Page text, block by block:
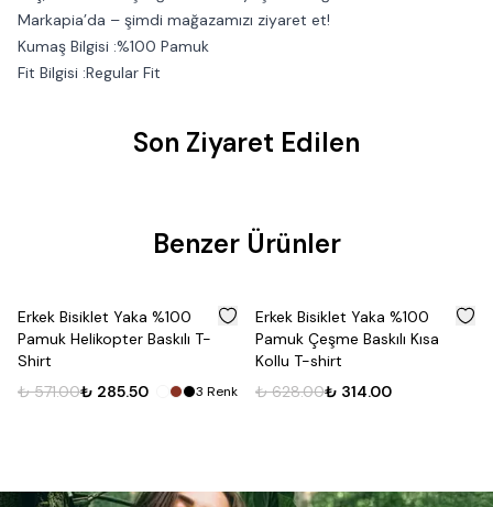
Markapia’da – şimdi mağazamızı ziyaret et!
Kumaş Bilgisi :%100 Pamuk
Fit Bilgisi :Regular Fit
Son Ziyaret Edilen
Benzer Ürünler
% 50
Erkek Bisiklet Yaka %100
Pamuk Helikopter Baskılı T-
Shirt
₺ 571.00₺ 285.50 3 Renk
% 50
Erkek Bisiklet Yaka %100
Pamuk Çeşme Baskılı Kısa
Kollu T-shirt
₺ 628.00₺ 314.00